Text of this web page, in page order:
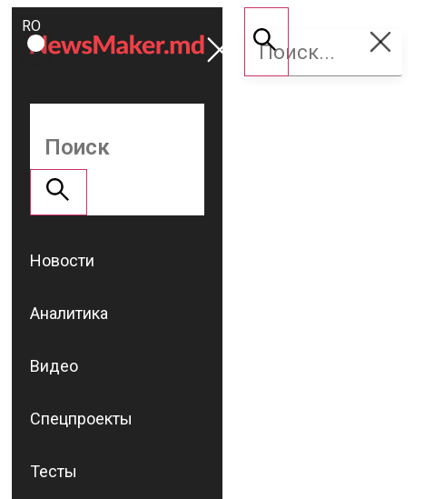
ROMÂNĂ
RU
Поддержать
NM
Новости
Аналитика
Видео
Спецпроекты
Тесты